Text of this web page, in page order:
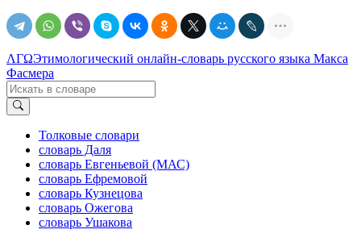
ΛΓΩЭтимологический онлайн-словарь русского языка Макса
Фасмера
Толковые словари
словарь Даля
словарь Евгеньевой (МАС)
словарь Ефремовой
словарь Кузнецова
словарь Ожегова
словарь Ушакова